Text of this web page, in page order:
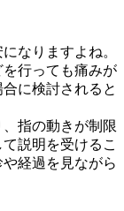
なりますよね。
行っても痛みが
に検討されると
指の動きが制限
説明を受けるこ
経過を見ながら